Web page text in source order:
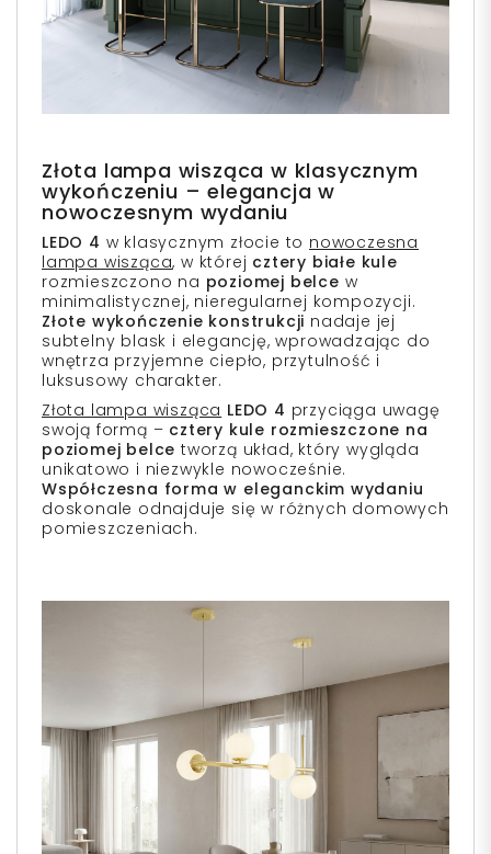
Złota lampa wisząca w klasycznym
wykończeniu – elegancja w
nowoczesnym wydaniu
LEDO 4 w klasycznym złocie to nowoczesna
lampa wisząca, w której cztery białe kule
rozmieszczono na poziomej belce w
minimalistycznej, nieregularnej kompozycji.
Złote wykończenie konstrukcji nadaje jej
subtelny blask i elegancję, wprowadzając do
wnętrza przyjemne ciepło, przytulność i
luksusowy charakter.
Złota lampa wisząca LEDO 4 przyciąga uwagę
swoją formą – cztery kule rozmieszczone na
poziomej belce tworzą układ, który wygląda
unikatowo i niezwykle nowocześnie.
Współczesna forma w eleganckim wydaniu
doskonale odnajduje się w różnych domowych
pomieszczeniach.